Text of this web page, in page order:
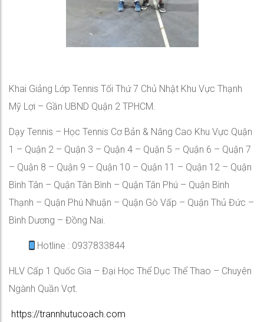
Khai Giảng Lớp Tennis Tối Thứ 7 Chủ Nhật Khu Vực Thạnh
Mỹ Lợi – Gần UBND Quận 2 TPHCM.
Dạy Tennis – Học Tennis Cơ Bản & Nâng Cao Khu Vực Quận
1 – Quận 2 – Quận 3 – Quận 4 – Quận 5 – Quận 6 – Quận 7
– Quận 8 – Quận 9 – Quận 10 – Quận 11 – Quận 12 – Quận
Bình Tân – Quận Tân Bình – Quận Tân Phú – Quận Bình
Thạnh – Quận Phú Nhuận – Quận Gò Vấp – Quận Thủ Đức –
Bình Dương – Đồng Nai.
Hotline : 0937833844
HLV Cấp 1 Quốc Gia – Đại Học Thể Dục Thể Thao – Chuyên
Ngành Quần Vợt.
https://trannhutucoach.com